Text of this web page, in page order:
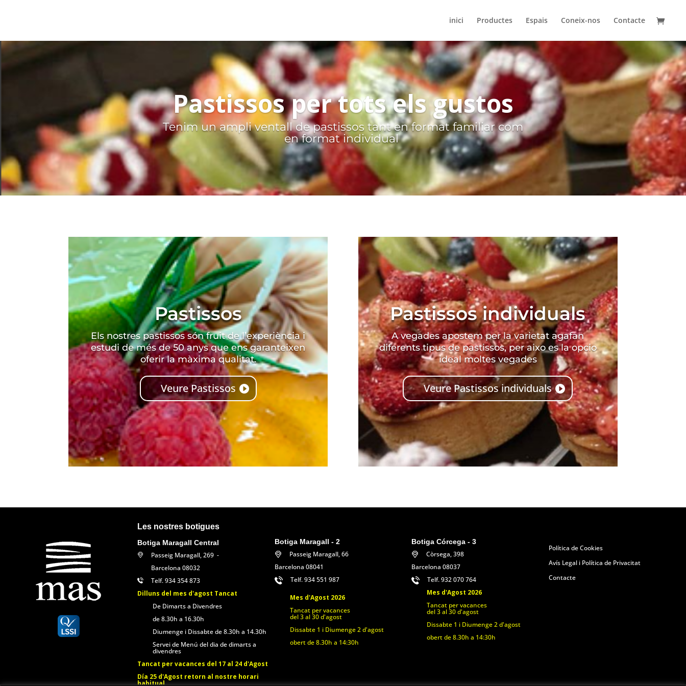
inici Productes Espais Coneix-nos Contacte
Pastissos per tots els gustos
Tenim un ampli ventall de pastissos tant en format familiar com
en format individual
Pastissos
Els nostres pastissos són fruit de l’experiència i
estudi de més de 50 anys que ens garanteixen
oferir la màxima qualitat.
Veure Pastissos
Pastissos individuals
A vegades apostem per la varietat agafan
diferents tipus de pastissos, per aixo es la opcio
ideal moltes vegades
Veure Pastissos individuals
Les nostres botigues
Botiga Maragall Central
Passeig Maragall, 269 -
Barcelona 08032
Telf. 934 354 873
Dilluns del mes d'agost Tancat
De Dimarts a Divendres
de 8.30h a 16.30h
Diumenge i Dissabte de 8.30h a 14.30h
Servei de Menú del dia de dimarts a
divendres
Tancat per vacances del 17 al 24 d'Agost
Día 25 d'Agost retorn al nostre horari
habitual
Botiga Maragall - 2
Passeig Maragall, 66
Barcelona 08041
Telf. 934 551 987
Mes d'Agost 2026
Tancat per vacances
del 3 al 30 d'agost
Dissabte 1 i Diumenge 2 d'agost
obert de 8.30h a 14:30h
Botiga Córcega - 3
Còrsega, 398
Barcelona 08037
Telf. 932 070 764
Mes d'Agost 2026
Tancat per vacances
del 3 al 30 d'agost
Dissabte 1 i Diumenge 2 d'agost
obert de 8.30h a 14:30h
Política de Cookies
Avís Legal i Política de Privacitat
Contacte